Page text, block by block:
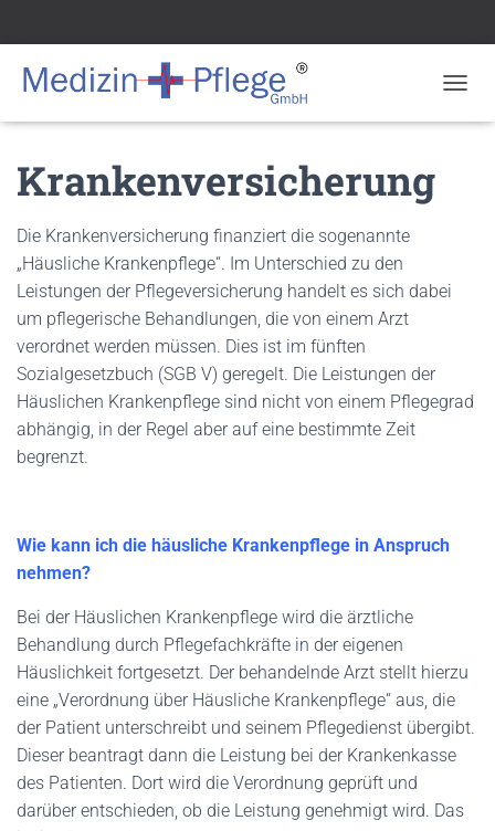
A
Krankenversicherung
Die Krankenversicherung finanziert die sogenannte
„Häusliche Krankenpflege“. Im Unterschied zu den
Leistungen der Pflegeversicherung handelt es sich dabei
um pflegerische Behandlungen, die von einem Arzt
verordnet werden müssen. Dies ist im fünften
Sozialgesetzbuch (SGB V) geregelt. Die Leistungen der
Häuslichen Krankenpflege sind nicht von einem Pflegegrad
abhängig, in der Regel aber auf eine bestimmte Zeit
begrenzt.
Wie kann ich die häusliche Krankenpflege in Anspruch
nehmen?
Bei der Häuslichen Krankenpflege wird die ärztliche
Behandlung durch Pflegefachkräfte in der eigenen
Häuslichkeit fortgesetzt. Der behandelnde Arzt stellt hierzu
eine „Verordnung über Häusliche Krankenpflege“ aus, die
der Patient unterschreibt und seinem Pflegedienst übergibt.
Dieser beantragt dann die Leistung bei der Krankenkasse
des Patienten. Dort wird die Verordnung geprüft und
darüber entschieden, ob die Leistung genehmigt wird. Das